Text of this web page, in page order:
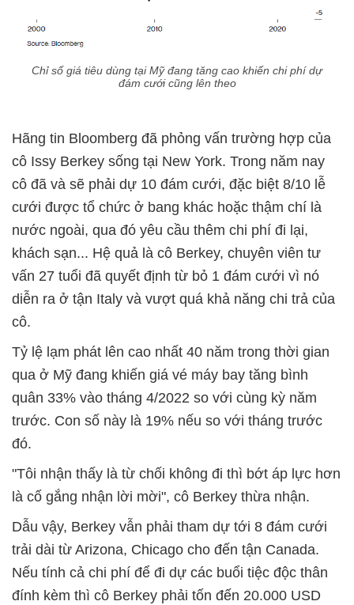
Chỉ số giá tiêu dùng tại Mỹ đang tăng cao khiến chi phí dự
đám cưới cũng lên theo
Hãng tin Bloomberg đã phỏng vấn trường hợp của
cô Issy Berkey sống tại New York. Trong năm nay
cô đã và sẽ phải dự 10 đám cưới, đặc biệt 8/10 lễ
cưới được tổ chức ở bang khác hoặc thậm chí là
nước ngoài, qua đó yêu cầu thêm chi phí đi lại,
khách sạn... Hệ quả là cô Berkey, chuyên viên tư
vấn 27 tuổi đã quyết định từ bỏ 1 đám cưới vì nó
diễn ra ở tận Italy và vượt quá khả năng chi trả của
cô.
Tỷ lệ lạm phát lên cao nhất 40 năm trong thời gian
qua ở Mỹ đang khiến giá vé máy bay tăng bình
quân 33% vào tháng 4/2022 so với cùng kỳ năm
trước. Con số này là 19% nếu so với tháng trước
đó.
"Tôi nhận thấy là từ chối không đi thì bớt áp lực hơn
là cố gắng nhận lời mời", cô Berkey thừa nhận.
Dẫu vậy, Berkey vẫn phải tham dự tới 8 đám cưới
trải dài từ Arizona, Chicago cho đến tận Canada.
Nếu tính cả chi phí để đi dự các buổi tiệc độc thân
đính kèm thì cô Berkey phải tốn đến 20.000 USD